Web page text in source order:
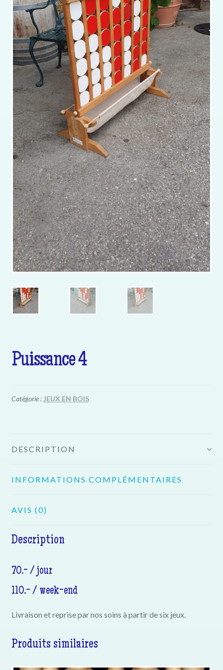
Puissance 4
Catégorie : JEUX EN BOIS
DESCRIPTION
INFORMATIONS COMPLÉMENTAIRES
AVIS (0)
Description
70.- / jour
110.- / week-end
Livraison et reprise par nos soins à partir de six jeux.
Produits similaires